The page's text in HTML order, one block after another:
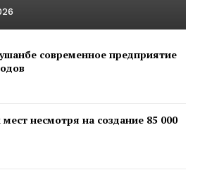
современное предприятие
несмотря на создание 85 000